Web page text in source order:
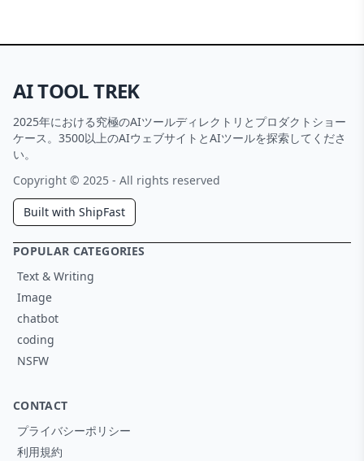
AI TOOL TREK
2025年における究極のAIツールディレクトリとプロダクトショー
ケース。3500以上のAIウェブサイトとAIツールを探索してくださ
い。
Copyright © 2025 - All rights reserved
Built with ShipFast
POPULAR CATEGORIES
Text & Writing
Image
chatbot
coding
NSFW
CONTACT
プライバシーポリシー
利用規約